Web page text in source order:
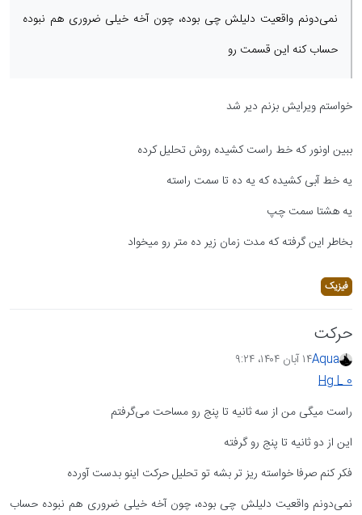
نمی‌دونم واقعیت دلیلش چی بوده، چون آخه خیلی ضروری هم نبوده
حساب کنه این قسمت رو
خواستم ویرایش بزنم دیر شد
ببین اونور که خط راست کشیده روش تحلیل کرده
یه خط آبی کشیده که یه ده تا سمت راسته
یه هشتا سمت چپ
بخاطر این گرفته که مدت زمان زیر ده متر رو میخواد
فیزیک
حرکت
Aqua۱۴ آبان ۱۴۰۴،‏ ۹:۲۴
Hg L 0
راست میگی من از سه ثانیه تا پنج رو مساحت می‌گرفتم
این از دو ثانیه تا پنج رو گرفته
فکر کنم صرفا خواسته ریز تر بشه تو تحلیل حرکت اینو بدست آورده
نمی‌دونم واقعیت دلیلش چی بوده، چون آخه خیلی ضروری هم نبوده حساب